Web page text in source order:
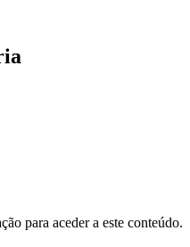
para aceder a este conteúdo.